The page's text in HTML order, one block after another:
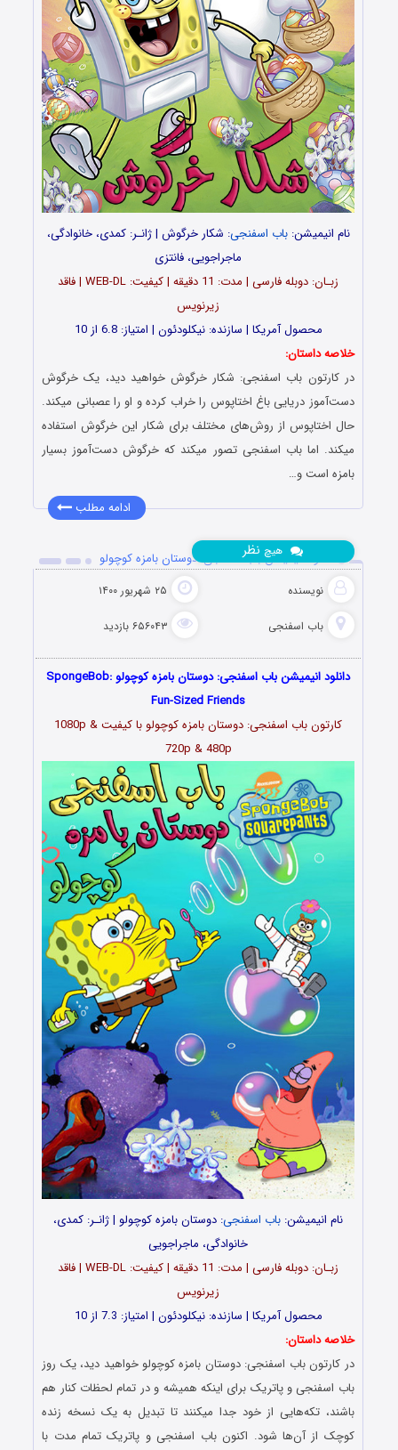
نام انیمیشن:باب اسفنجی: شکار خرگوش | ژانـر: کمدی، خانوادگی،
ماجراجویی، فانتزی
زبـان: دوبله فارسی | مدت: 11 دقیقه | کیفیت: WEB-DL | فاقد
زیرنویس
محصول آمریکا | سازنده: نیکلودئون | امتیاز: 6.8 از 10
خلاصه داستان:
در کارتون باب اسفنجی: شکار خرگوش خواهید دید، یک خرگوش
دست‌آموز دریایی باغ اختاپوس را خراب کرده و او را عصبانی میکند.
حال اختاپوس از روش‌های مختلف برای شکار این خرگوش استفاده
میکند. اما باب اسفنجی تصور میکند که خرگوش دست‌آموز بسیار
بامزه است و…
ادامه مطلب
دانلود انیمیشن باب اسفنجی: دوستان بامزه کوچولو
نویسنده ۲۵ شهریور ۱۴۰۰
باب اسفنجی ۶۵۶۰۴۳ بازدید
هیچ نظر
دانلود انیمیشن باب اسفنجی: دوستان بامزه کوچولو SpongeBob:
Fun-Sized Friends
کارتون باب اسفنجی: دوستان بامزه کوچولو با کیفیت 1080p &
720p & 480p
نام انیمیشن: باب اسفنجی: دوستان بامزه کوچولو | ژانـر: کمدی،
خانوادگی، ماجراجویی
زبـان: دوبله فارسی | مدت: 11 دقیقه | کیفیت: WEB-DL | فاقد
زیرنویس
محصول آمریکا | سازنده: نیکلودئون | امتیاز: 7.3 از 10
خلاصه داستان:
در کارتون باب اسفنجی: دوستان بامزه کوچولو خواهید دید، یک روز
باب اسفنجی و پاتریک برای اینکه همیشه و در تمام لحظات کنار هم
باشند، تکه‌هایی از خود جدا میکنند تا تبدیل به یک نسخه زنده
کوچک از آن‌ها شود. اکنون باب اسفنجی و پاتریک تمام مدت با